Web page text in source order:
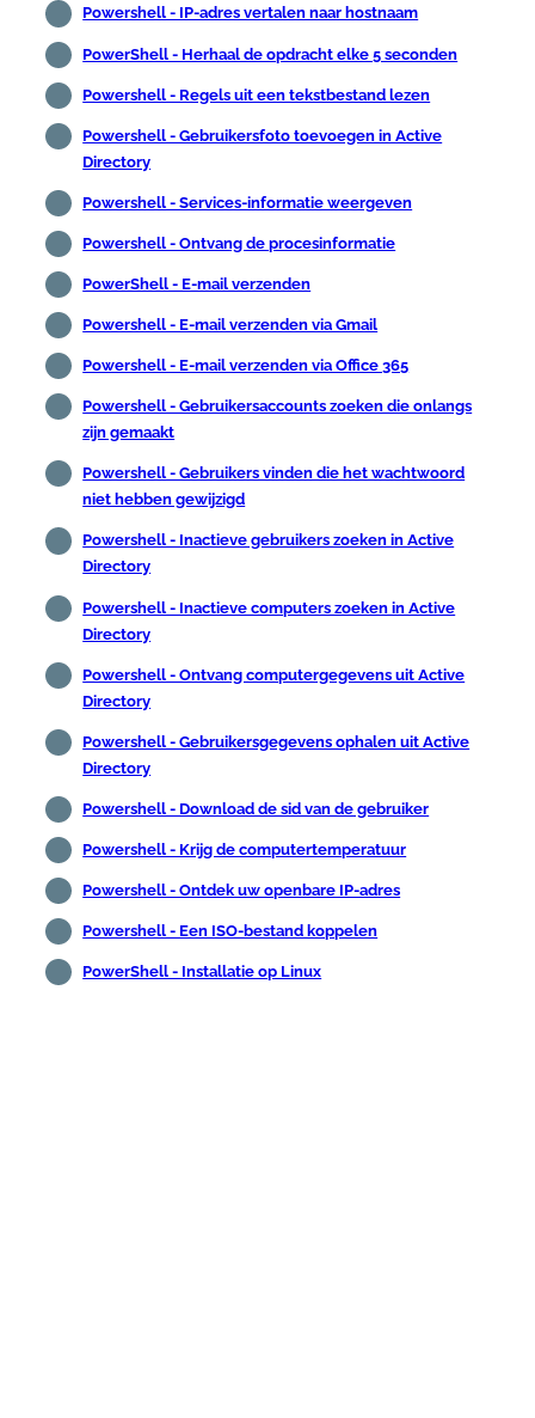
Powershell - IP-adres vertalen naar hostnaam
PowerShell - Herhaal de opdracht elke 5 seconden
Powershell - Regels uit een tekstbestand lezen
Powershell - Gebruikersfoto toevoegen in Active
Directory
Powershell - Services-informatie weergeven
Powershell - Ontvang de procesinformatie
PowerShell - E-mail verzenden
Powershell - E-mail verzenden via Gmail
Powershell - E-mail verzenden via Office 365
Powershell - Gebruikersaccounts zoeken die onlangs
zijn gemaakt
Powershell - Gebruikers vinden die het wachtwoord
niet hebben gewijzigd
Powershell - Inactieve gebruikers zoeken in Active
Directory
Powershell - Inactieve computers zoeken in Active
Directory
Powershell - Ontvang computergegevens uit Active
Directory
Powershell - Gebruikersgegevens ophalen uit Active
Directory
Powershell - Download de sid van de gebruiker
Powershell - Krijg de computertemperatuur
Powershell - Ontdek uw openbare IP-adres
Powershell - Een ISO-bestand koppelen
PowerShell - Installatie op Linux